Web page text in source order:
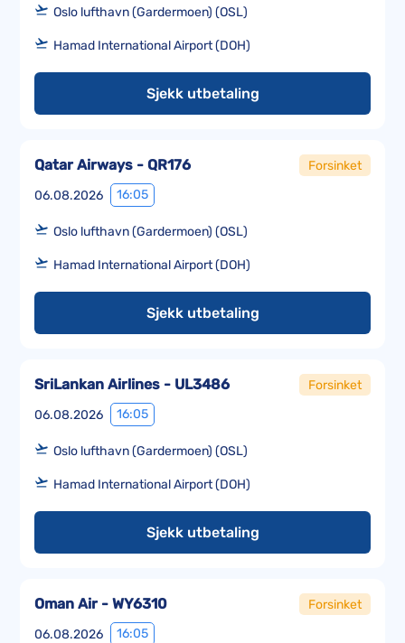
Oslo lufthavn (Gardermoen) (OSL)
Hamad International Airport (DOH)
Sjekk utbetaling
06.08.2026 16:05
Qatar Airways - QR176 Forsinket
Oslo lufthavn (Gardermoen) (OSL)
Hamad International Airport (DOH)
Sjekk utbetaling
06.08.2026 16:05
SriLankan Airlines - UL3486 Forsinket
Oslo lufthavn (Gardermoen) (OSL)
Hamad International Airport (DOH)
Sjekk utbetaling
06.08.2026 16:05
Oman Air - WY6310 Forsinket